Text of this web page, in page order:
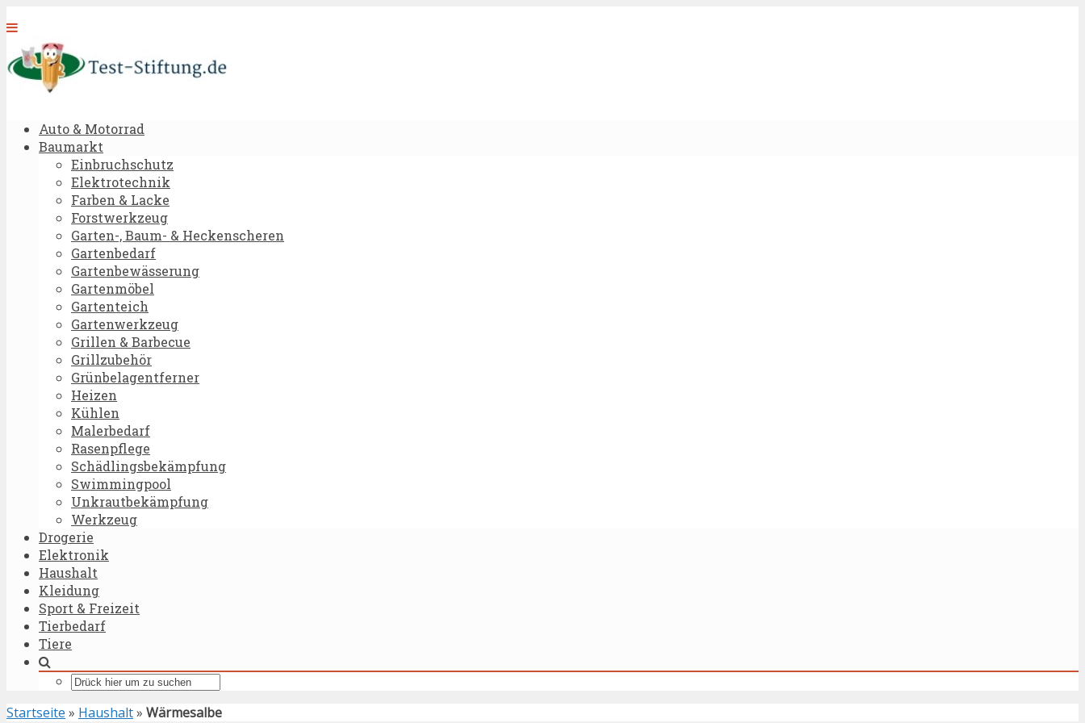
Auto & Motorrad
Baumarkt
Einbruchschutz
Elektrotechnik
Farben & Lacke
Forstwerkzeug
Garten-, Baum- & Heckenscheren
Gartenbedarf
Gartenbewässerung
Gartenmöbel
Gartenteich
Gartenwerkzeug
Grillen & Barbecue
Grillzubehör
Grünbelagentferner
Heizen
Kühlen
Malerbedarf
Rasenpflege
Schädlingsbekämpfung
Swimmingpool
Unkrautbekämpfung
Werkzeug
Drogerie
Elektronik
Haushalt
Kleidung
Sport & Freizeit
Tierbedarf
Tiere
Startseite » Haushalt» Wärmesalbe